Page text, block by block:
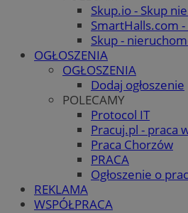
Skup.io - Skup
SmartHalls.com
Skup -
OGŁOSZENIA
OGŁOSZENIA
Dodaj ogłoszenie
POLECAMY
Protocol IT
Pracuj.pl - praca
Praca Chorzów
PRACA
Ogłoszenie o
REKLAMA
WSPÓŁPRACA